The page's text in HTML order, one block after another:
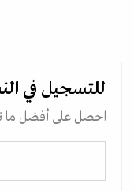
للتسجيل في
احصل على أفضل ما